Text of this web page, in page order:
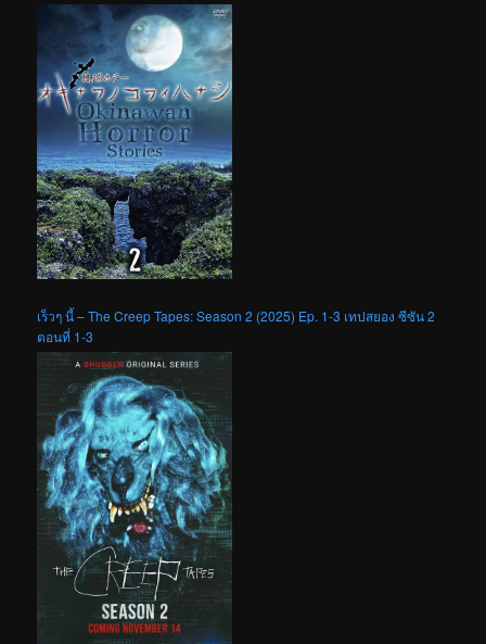
เร็วๆ นี้ – The Creep Tapes: Season 2 (2025) Ep. 1-3 เทปสยอง ซีซัน 2
ตอนที่ 1-3